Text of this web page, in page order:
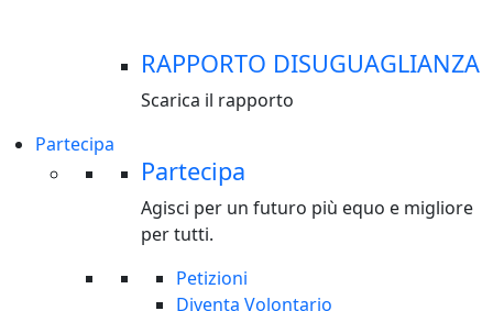
RAPPORTO DISUGUAGLIANZA
Scarica il rapporto
Partecipa
Partecipa
Agisci per un futuro più equo e migliore
per tutti.
Petizioni
Diventa Volontario